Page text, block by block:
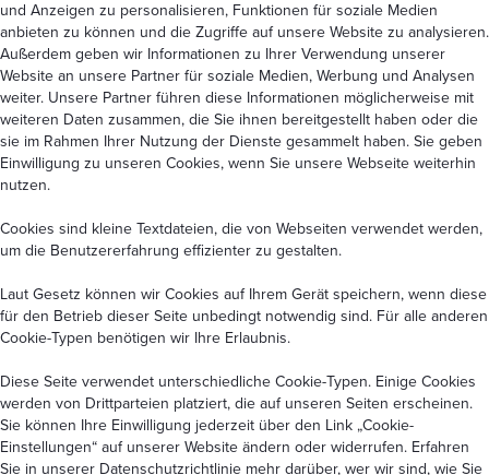
und Anzeigen zu personalisieren, Funktionen für soziale Medien
anbieten zu können und die Zugriffe auf unsere Website zu analysieren.
Außerdem geben wir Informationen zu Ihrer Verwendung unserer
Website an unsere Partner für soziale Medien, Werbung und Analysen
weiter. Unsere Partner führen diese Informationen möglicherweise mit
weiteren Daten zusammen, die Sie ihnen bereitgestellt haben oder die
sie im Rahmen Ihrer Nutzung der Dienste gesammelt haben. Sie geben
Einwilligung zu unseren Cookies, wenn Sie unsere Webseite weiterhin
nutzen.
Cookies sind kleine Textdateien, die von Webseiten verwendet werden,
um die Benutzererfahrung effizienter zu gestalten.
Laut Gesetz können wir Cookies auf Ihrem Gerät speichern, wenn diese
für den Betrieb dieser Seite unbedingt notwendig sind. Für alle anderen
Cookie-Typen benötigen wir Ihre Erlaubnis.
Diese Seite verwendet unterschiedliche Cookie-Typen. Einige Cookies
werden von Drittparteien platziert, die auf unseren Seiten erscheinen.
Sie können Ihre Einwilligung jederzeit über den Link „Cookie-
Einstellungen“ auf unserer Website ändern oder widerrufen. Erfahren
Sie in unserer Datenschutzrichtlinie mehr darüber, wer wir sind, wie Sie